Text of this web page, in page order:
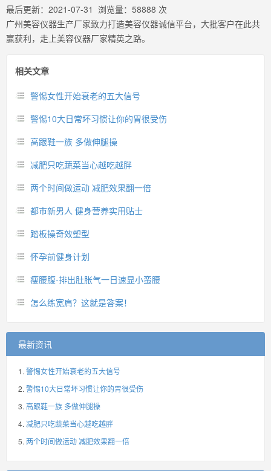
最后更新： 2021-07-31 浏览量： 58888 次
广州美容仪器生产厂家致力打造美容仪器诚信平台，大批客户在此共
赢获利，走上美容仪器厂家精英之路。
相关文章
警惕女性开始衰老的五大信号
警惕10大日常坏习惯让你的胃很受伤
高跟鞋一族 多做伸腿操
减肥只吃蔬菜当心越吃越胖
两个时间做运动 减肥效果翻一倍
都市新男人 健身营养实用贴士
踏板操奇效塑型
怀孕前健身计划
瘦腰腹-排出肚胀气一日速显小蛮腰
怎么练宽肩？这就是答案！
最新资讯
警惕女性开始衰老的五大信号
警惕10大日常坏习惯让你的胃很受伤
高跟鞋一族 多做伸腿操
减肥只吃蔬菜当心越吃越胖
两个时间做运动 减肥效果翻一倍